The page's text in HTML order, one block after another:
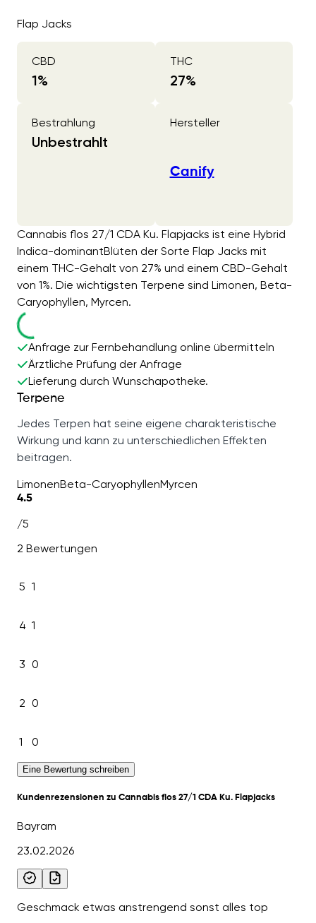
Flap Jacks
CBD
1%
THC
27%
Bestrahlung
Unbestrahlt
Hersteller
Canify
Cannabis flos 27/1 CDA Ku. Flapjacks ist eine Hybrid
Indica-dominantBlüten der Sorte Flap Jacks mit
einem THC-Gehalt von 27% und einem CBD-Gehalt
von 1%. Die wichtigsten Terpene sind Limonen, Beta-
Caryophyllen, Myrcen.
Anfrage zur Fernbehandlung online übermitteln
Ärztliche Prüfung der Anfrage
Lieferung durch Wunschapotheke.
Terpene
Jedes Terpen hat seine eigene charakteristische
Wirkung und kann zu unterschiedlichen Effekten
beitragen.
LimonenBeta-CaryophyllenMyrcen
4.5
/5
2 Bewertungen
5 1
4 1
3 0
2 0
1 0
Eine Bewertung schreiben
Kundenrezensionen zu Cannabis flos 27/1 CDA Ku. Flapjacks
Bayram
23.02.2026
Geschmack etwas anstrengend sonst alles top